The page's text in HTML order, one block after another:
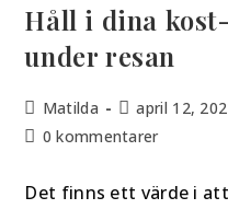
Håll i dina
under resan
Matilda april 12,
0 kommentarer
Det finns ett värde i